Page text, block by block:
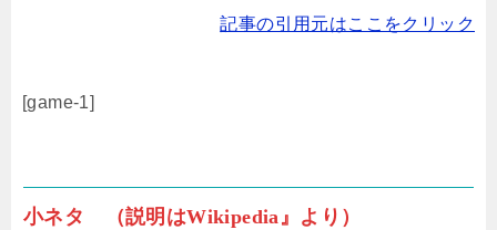
記事の引用元はここをクリック
[game-1]
小ネタ （説明はWikipedia』より）